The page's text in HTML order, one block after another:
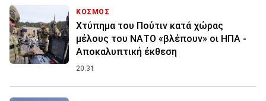
ΚΟΣΜΟΣ
Χτύπημα του Πούτιν κατά χώρας
μέλους του ΝΑΤΟ «βλέπουν» οι ΗΠΑ -
Αποκαλυπτική έκθεση
20:31